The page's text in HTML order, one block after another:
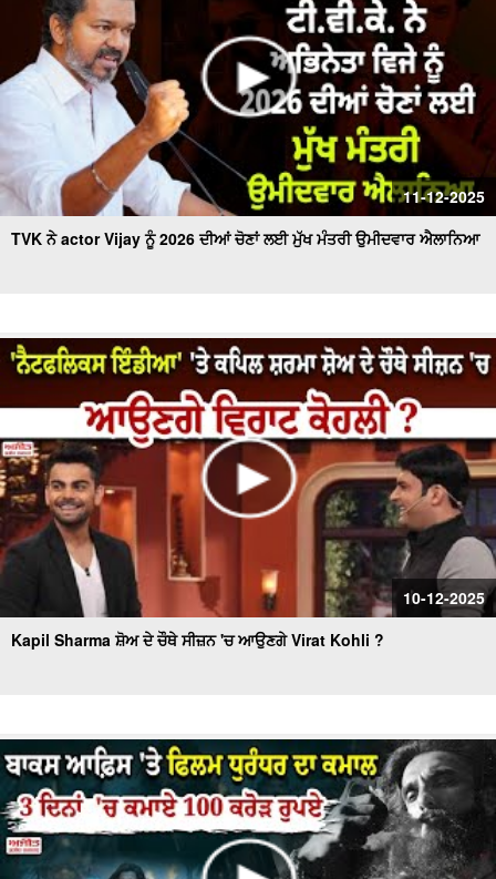
11-12-2025
TVK ਨੇ actor Vijay ਨੂੰ 2026 ਦੀਆਂ ਚੋਣਾਂ ਲਈ ਮੁੱਖ ਮੰਤਰੀ ਉਮੀਦਵਾਰ ਐਲਾਨਿਆ
10-12-2025
Kapil Sharma ਸ਼ੋਅ ਦੇ ਚੌਥੇ ਸੀਜ਼ਨ 'ਚ ਆਉਣਗੇ Virat Kohli ?